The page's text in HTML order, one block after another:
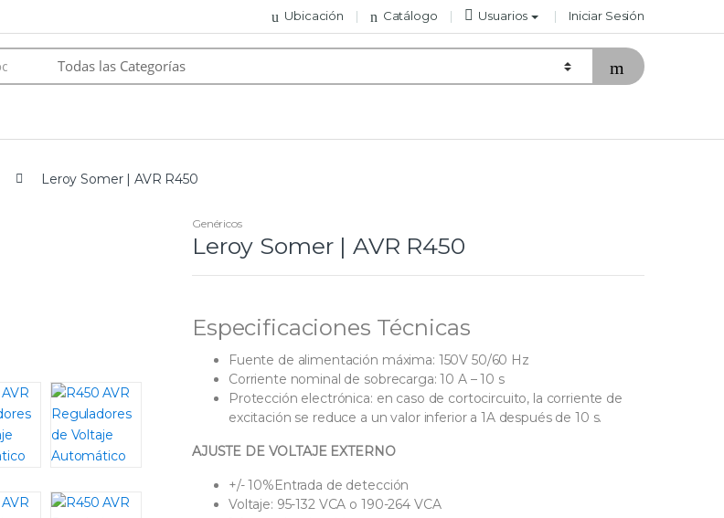
Ubicación Catálogo Usuarios Iniciar Sesión
Leroy Somer | AVR R450
Genéricos
Leroy Somer | AVR R450
Especificaciones Técnicas
Fuente de alimentación máxima: 150V 50/60 Hz
Corriente nominal de sobrecarga: 10 A – 10 s
Protección electrónica: en caso de cortocircuito, la corriente de
excitación se reduce a un valor inferior a 1A después de 10 s.
AJUSTE DE VOLTAJE EXTERNO
+/- 10%Entrada de detección
Voltaje: 95-132 VCA o 190-264 VCA